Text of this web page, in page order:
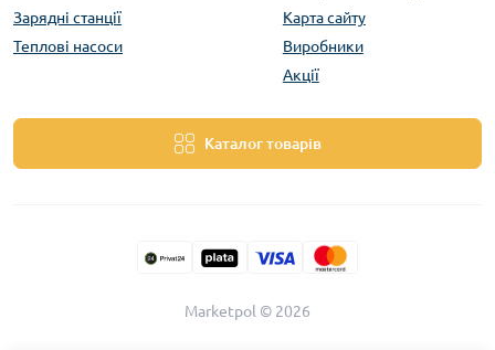
Зарядні станції
Теплові насоси
Карта сайту
Виробники
Акції
Каталог товарів
Marketpol © 2026